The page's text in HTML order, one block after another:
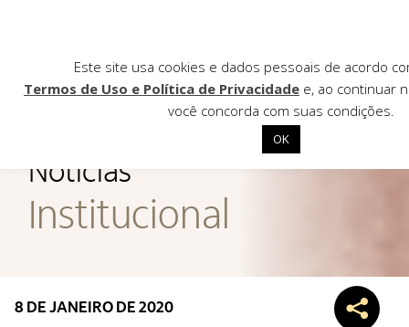
Início
Institucional
Notícias
Institucional
8 DE JANEIRO DE 2020
Este site usa cookies e dados pessoais de acordo
Termos de Uso e Política de Privacidade e, ao continuar
você concorda com suas condições.
OK